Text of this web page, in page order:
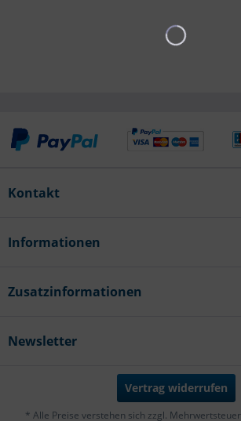
Kontakt
Informationen
Zusatzinformationen
Newsletter
Vertrag widerrufen
* Alle Preise verstehen sich zzgl.